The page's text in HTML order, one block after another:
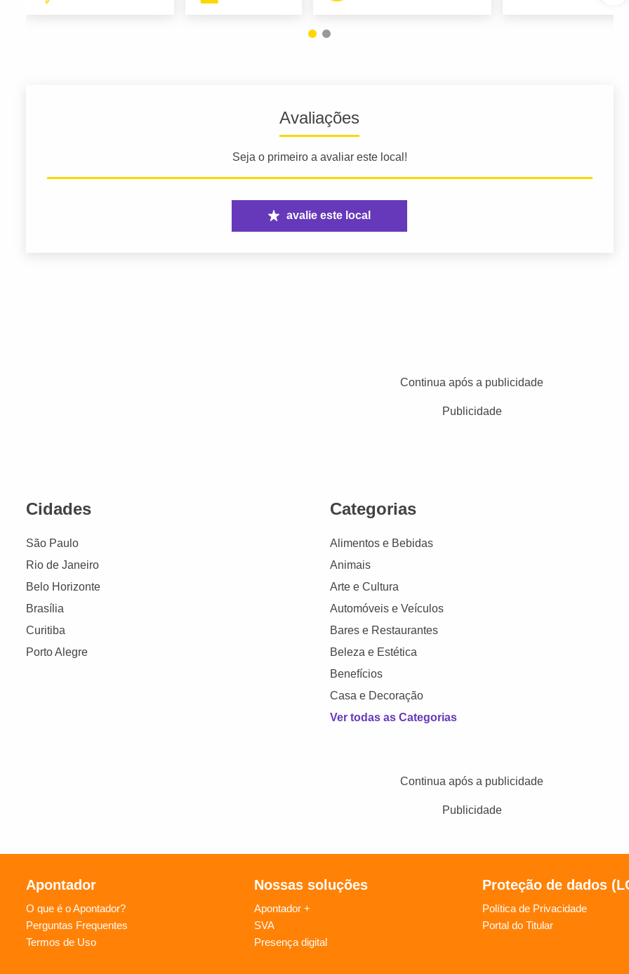
Avaliações
Seja o primeiro a avaliar este local!
avalie este local
Continua após a publicidade
Publicidade
Cidades
São Paulo
Rio de Janeiro
Belo Horizonte
Brasília
Curitiba
Porto Alegre
Categorias
Alimentos e Bebidas
Animais
Arte e Cultura
Automóveis e Veículos
Bares e Restaurantes
Beleza e Estética
Benefícios
Casa e Decoração
Ver todas as Categorias
Continua após a publicidade
Publicidade
Apontador
O que é o Apontador?
Perguntas Frequentes
Termos de Uso
Nossas soluções
Apontador +
SVA
Presença digital
Proteção de dados
Política de Privacidade
Portal do Titular